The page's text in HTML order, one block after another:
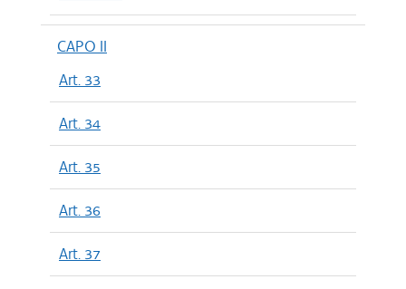
CAPO II
Art. 33
Art. 34
Art. 35
Art. 36
Art. 37